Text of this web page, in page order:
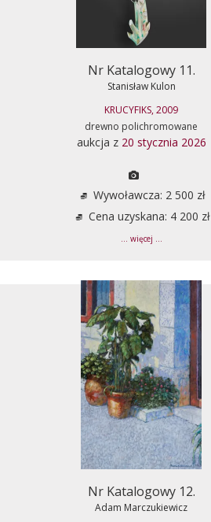
Nr Katalogowy 11.
Stanisław Kulon
KRUCYFIKS, 2009
drewno polichromowane
aukcja z 20 stycznia 2026
Wywoławcza: 2 500 zł
Cena uzyskana: 4 200 zł
... więcej ...
Nr Katalogowy 12.
Adam Marczukiewicz